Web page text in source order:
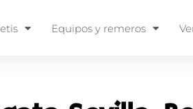
Equipos y remeros